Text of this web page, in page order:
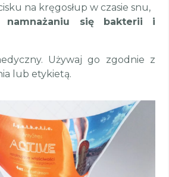
na kręgosłup w czasie snu,
namnażaniu się bakterii i
Używaj go zgodnie z
lub etykietą.